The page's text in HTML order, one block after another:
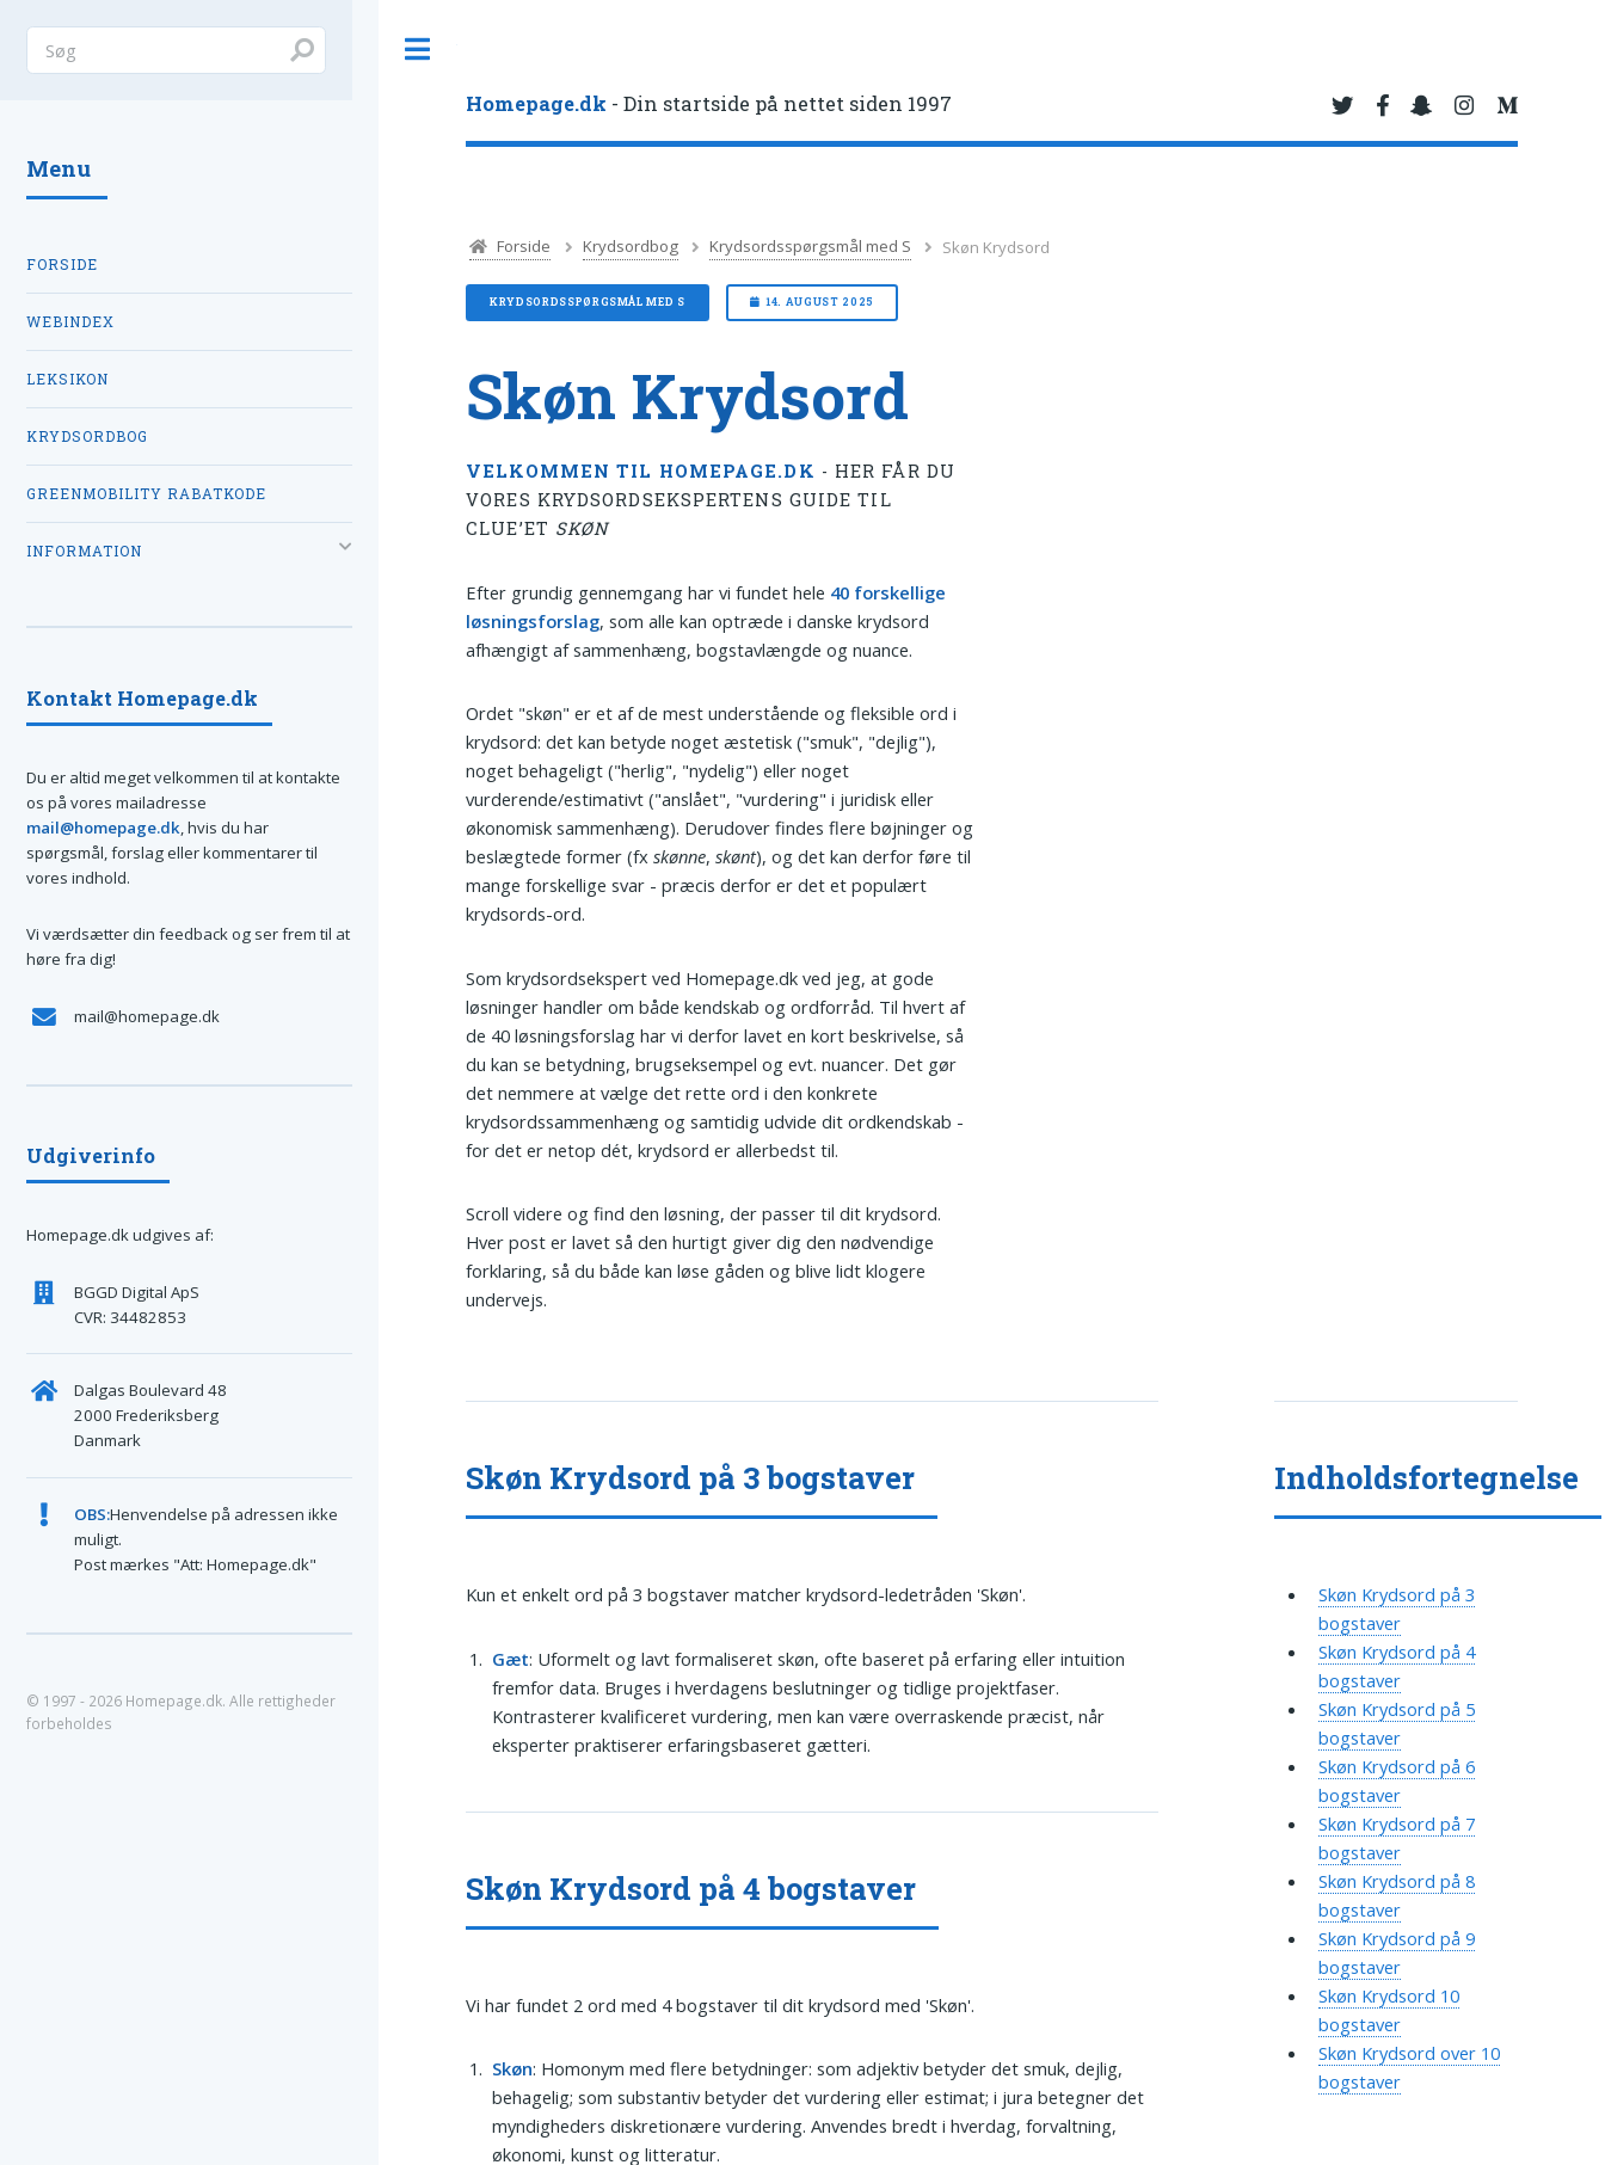
Homepage.dk - Din startside på nettet siden 1997
Forside Krydsordbog Krydsordsspørgsmål med S Skøn Krydsord
KRYDSORDSSPØRGSMÅL MED S 14. AUGUST 2025
Skøn Krydsord
VELKOMMEN TIL HOMEPAGE.DK - HER FÅR DU
VORES KRYDSORDSEKSPERTENS GUIDE TIL
CLUE’ET SKØN
Efter grundig gennemgang har vi fundet hele 40 forskellige
løsningsforslag, som alle kan optræde i danske krydsord
afhængigt af sammenhæng, bogstavlængde og nuance.
Ordet "skøn" er et af de mest understående og fleksible ord i
krydsord: det kan betyde noget æstetisk ("smuk", "dejlig"),
noget behageligt ("herlig", "nydelig") eller noget
vurderende/estimativt ("anslået", "vurdering" i juridisk eller
økonomisk sammenhæng). Derudover findes flere bøjninger og
beslægtede former (fxskønne,skønt), og det kan derfor føre til
mange forskellige svar - præcis derfor er det et populært
krydsords-ord.
Som krydsordsekspert ved Homepage.dk ved jeg, at gode
løsninger handler om både kendskab og ordforråd. Til hvert af
de 40 løsningsforslag har vi derfor lavet en kort beskrivelse, så
du kan se betydning, brugseksempel og evt. nuancer. Det gør
det nemmere at vælge det rette ord i den konkrete
krydsordssammenhæng og samtidig udvide dit ordkendskab -
for det er netop dét, krydsord er allerbedst til.
Scroll videre og find den løsning, der passer til dit krydsord.
Hver post er lavet så den hurtigt giver dig den nødvendige
forklaring, så du både kan løse gåden og blive lidt klogere
undervejs.
Skøn Krydsord på 3 bogstaver
Kun et enkelt ord på 3 bogstaver matcher krydsord-ledetråden 'Skøn'.
Gæt: Uformelt og lavt formaliseret skøn, ofte baseret på erfaring eller intuition
fremfor data. Bruges i hverdagens beslutninger og tidlige projektfaser.
Kontrasterer kvalificeret vurdering, men kan være overraskende præcist, når
eksperter praktiserer erfaringsbaseret gætteri.
Skøn Krydsord på 4 bogstaver
Vi har fundet 2 ord med 4 bogstaver til dit krydsord med 'Skøn'.
Skøn: Homonym med flere betydninger: som adjektiv betyder det smuk, dejlig,
behagelig; som substantiv betyder det vurdering eller estimat; i jura betegner det
myndigheders diskretionære vurdering. Anvendes bredt i hverdag, forvaltning,
økonomi, kunst og litteratur.
Indholdsfortegnelse
Skøn Krydsord på 3
bogstaver
Skøn Krydsord på 4
bogstaver
Skøn Krydsord på 5
bogstaver
Skøn Krydsord på 6
bogstaver
Skøn Krydsord på 7
bogstaver
Skøn Krydsord på 8
bogstaver
Skøn Krydsord på 9
bogstaver
Skøn Krydsord 10
bogstaver
Skøn Krydsord over 10
bogstaver
Menu
FORSIDE
WEBINDEX
LEKSIKON
KRYDSORDBOG
GREENMOBILITY RABATKODE
INFORMATION
Kontakt Homepage.dk
Du er altid meget velkommen til at kontakte
os på vores mailadresse
mail@homepage.dk, hvis du har
spørgsmål, forslag eller kommentarer til
vores indhold.
Vi værdsætter din feedback og ser frem til at
høre fra dig!
mail@homepage.dk
Udgiverinfo
Homepage.dk udgives af:
BGGD Digital ApS
CVR: 34482853
Dalgas Boulevard 48
2000 Frederiksberg
Danmark
OBS:Henvendelse på adressen ikke
muligt.
Post mærkes "Att: Homepage.dk"
© 1997 - 2026 Homepage.dk. Alle rettigheder
forbeholdes